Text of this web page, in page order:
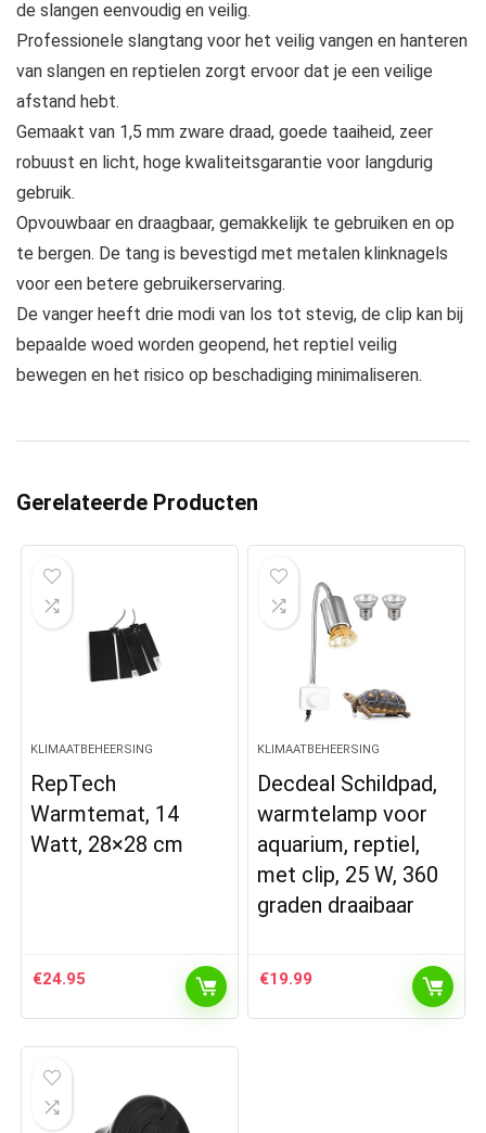
de slangen eenvoudig en veilig.
Professionele slangtang voor het veilig vangen en hanteren
van slangen en reptielen zorgt ervoor dat je een veilige
afstand hebt.
Gemaakt van 1,5 mm zware draad, goede taaiheid, zeer
robuust en licht, hoge kwaliteitsgarantie voor langdurig
gebruik.
Opvouwbaar en draagbaar, gemakkelijk te gebruiken en op
te bergen. De tang is bevestigd met metalen klinknagels
voor een betere gebruikerservaring.
De vanger heeft drie modi van los tot stevig, de clip kan bij
bepaalde woed worden geopend, het reptiel veilig
bewegen en het risico op beschadiging minimaliseren.
Gerelateerde Producten
KLIMAATBEHEERSING
RepTech
Warmtemat, 14
Watt, 28×28 cm
€24.95
KLIMAATBEHEERSING
Decdeal Schildpad,
warmtelamp voor
aquarium, reptiel,
met clip, 25 W, 360
graden draaibaar
€19.99